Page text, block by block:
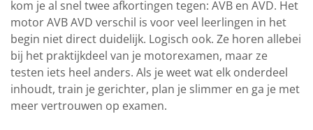
kom je al snel twee afkortingen tegen: AVB en AVD. Het
motor AVB AVD verschil is voor veel leerlingen in het
begin niet direct duidelijk. Logisch ook. Ze horen allebei
bij het praktijkdeel van je motorexamen, maar ze
testen iets heel anders. Als je weet wat elk onderdeel
inhoudt, train je gerichter, plan je slimmer en ga je met
meer vertrouwen op examen.